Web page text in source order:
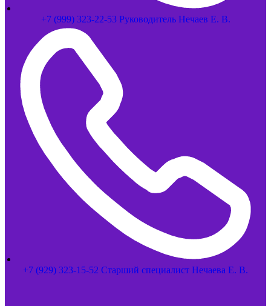
+7 (999) 323-22-53 Руководитель Нечаев Е. В.
+7 (929) 323-15-52 Старший специалист Нечаева Е. В.